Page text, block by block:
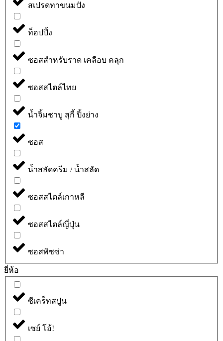
สเปรดทาขนมปัง
ท็อปปิ้ง
ซอสสำหรับราด เคลือบ คลุก
ซอสสไตล์ไทย
น้ำจิ้มชาบู สุกี้ ปิ้งย่าง
ซอส
น้ำสลัดครีม / น้ำสลัด
ซอสสไตล์เกาหลี
ซอสสไตล์ญี่ปุ่น
ซอสพิซซ่า
ยี่ห้อ
ซีเคร็ทสปูน
เซย์ โอ้!